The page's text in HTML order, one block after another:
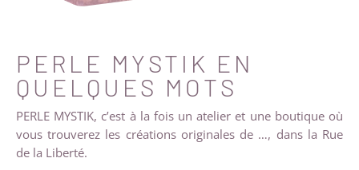
PERLE MYSTIK EN
QUELQUES MOTS
PERLE MYSTIK, c’est à la fois un atelier et une boutique où
vous trouverez les créations originales de …, dans la Rue
de la Liberté.